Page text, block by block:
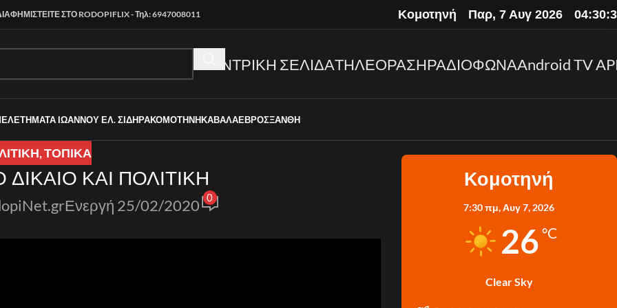
ΣΤΟ RODOPIFLIX - Τηλ: 6947008011 Κομοτηνή Παρ, 7 Αυγ 2026
ΚΕΝΤΡΙΚΗ ΣΕΛΙΔΑΤΗΛΕΟΡΑΣΗΡΑΔΙΟΦΩΝΑAndroid TV
ΙΩΑΝΝΟΥ ΕΛ. ΣΙΔΗΡΑΚΟΜΟΤΗΝΗΚΑΒΑΛΑΕΒΡΟΣΞΑΝΘΗ
,ΤΟΠΙΚΑ
ΚΑΙ ΠΟΛΙΤΙΚΗ
Ενεργή 25/02/2020 0
Κομοτηνή
7:30 πμ,Αυγ 7, 2026
26 °C
Clear Sky